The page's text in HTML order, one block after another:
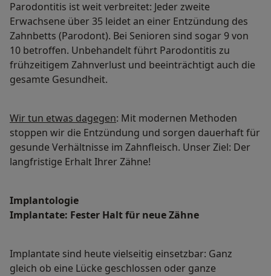
Parodontitis ist weit verbreitet: Jeder zweite
Erwachsene über 35 leidet an einer Entzündung des
Zahnbetts (Parodont). Bei Senioren sind sogar 9 von
10 betroffen. Unbehandelt führt Parodontitis zu
frühzeitigem Zahnverlust und beeinträchtigt auch die
gesamte Gesundheit.
Wir tun etwas dagegen: Mit modernen Methoden
stoppen wir die Entzündung und sorgen dauerhaft für
gesunde Verhältnisse im Zahnfleisch. Unser Ziel: Der
langfristige Erhalt Ihrer Zähne!
Implantologie
Implantate: Fester Halt für neue Zähne
Implantate sind heute vielseitig einsetzbar: Ganz
gleich ob eine Lücke geschlossen oder ganze